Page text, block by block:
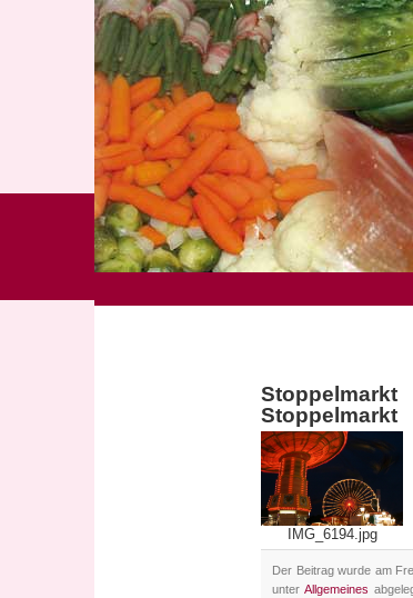
Stoppelmarkt
IMG_6194.jpg
Der Beitrag wurde am
unter Allgemeines